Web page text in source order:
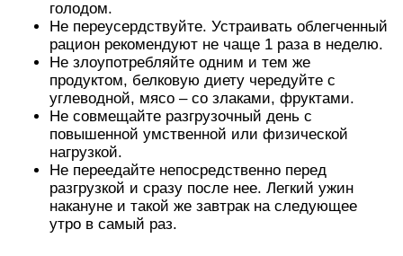
голодом.
Не переусердствуйте. Устраивать облегченный
рацион рекомендуют не чаще 1 раза в неделю.
Не злоупотребляйте одним и тем же
продуктом, белковую диету чередуйте с
углеводной, мясо – со злаками, фруктами.
Не совмещайте разгрузочный день с
повышенной умственной или физической
нагрузкой.
Не переедайте непосредственно перед
разгрузкой и сразу после нее. Легкий ужин
накануне и такой же завтрак на следующее
утро в самый раз.